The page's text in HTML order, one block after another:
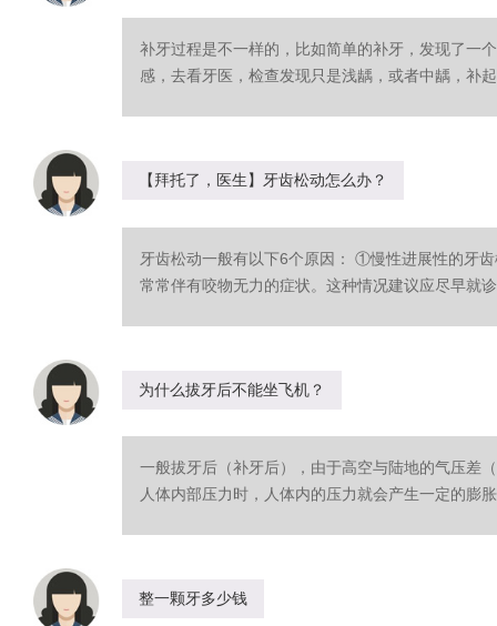
补牙过程是不一样的，比如简单的补牙，发现了一
感，去看牙医，检查发现只是浅龋，或者中龋，补
【拜托了，医生】牙齿松动怎么办？
牙齿松动一般有以下6个原因： ①慢性进展性的牙
常常伴有咬物无力的症状。这种情况建议应尽早就
为什么拔牙后不能坐飞机？
一般拔牙后（补牙后），由于高空与陆地的气压差
人体内部压力时，人体内的压力就会产生一定的膨
整一颗牙多少钱